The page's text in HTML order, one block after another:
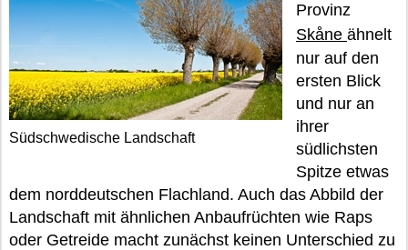
Südschwedische Landschaft
Provinz
Skåne ähnelt
nur auf den
ersten Blick
und nur an
ihrer
südlichsten
Spitze etwas
dem norddeutschen Flachland. Auch das Abbild der
Landschaft mit ähnlichen Anbaufrüchten wie Raps
oder Getreide macht zunächst keinen Unterschied zu